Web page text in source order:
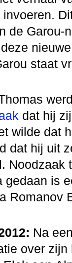
invoeren.
de Garou-
staat
dat hij
wilde dat
dat hij uit
Noodzaak
gedaan is
Romanov
Na
over